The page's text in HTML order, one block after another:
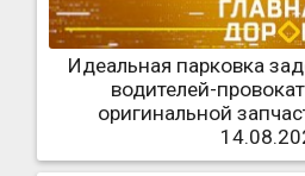
Идеальная парковка
водителей-
оригинальной